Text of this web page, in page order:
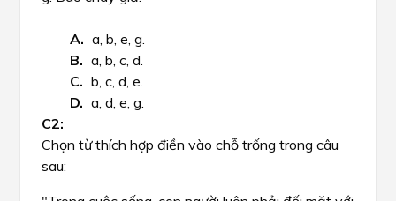
a, b, e, g.
a, b, c, d.
b, c, d, e.
a, d, e, g.
Chọn từ thích hợp điền vào chỗ trống trong câu
sau: